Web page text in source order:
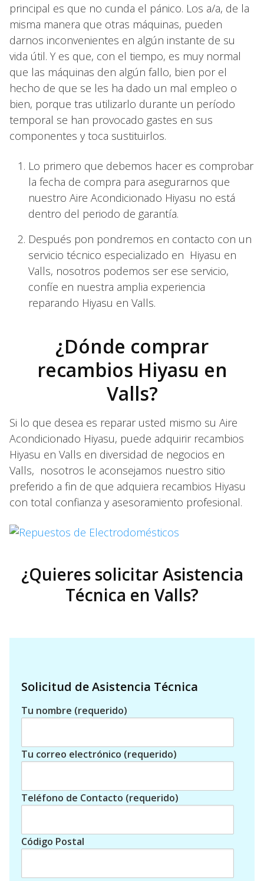
principal es que no cunda el pánico. Los a/a, de la
misma manera que otras máquinas, pueden
darnos inconvenientes en algún instante de su
vida útil. Y es que, con el tiempo, es muy normal
que las máquinas den algún fallo, bien por el
hecho de que se les ha dado un mal empleo o
bien, porque tras utilizarlo durante un período
temporal se han provocado gastes en sus
componentes y toca sustituirlos.
Lo primero que debemos hacer es comprobar
la fecha de compra para asegurarnos que
nuestro Aire Acondicionado Hiyasu no está
dentro del periodo de garantía.
Después pon pondremos en contacto con un
servicio técnico especializado en Hiyasu en
Valls, nosotros podemos ser ese servicio,
confíe en nuestra amplia experiencia
reparando Hiyasu en Valls.
¿Dónde comprar
recambios Hiyasu en
Valls?
Si lo que desea es reparar usted mismo su Aire
Acondicionado Hiyasu, puede adquirir recambios
Hiyasu en Valls en diversidad de negocios en
Valls, nosotros le aconsejamos nuestro sitio
preferido a fin de que adquiera recambios Hiyasu
con total confianza y asesoramiento profesional.
¿Quieres solicitar Asistencia
Técnica en Valls?
Solicitud de Asistencia Técnica
Tu nombre (requerido)
Tu correo electrónico (requerido)
Teléfono de Contacto (requerido)
Código Postal